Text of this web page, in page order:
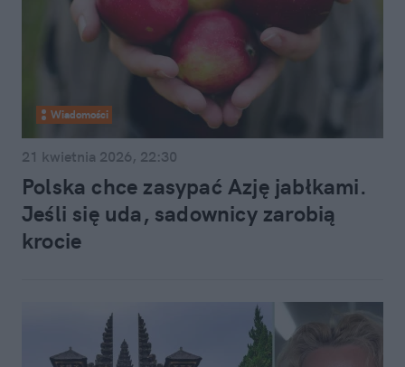
Wiadomości
21 kwietnia 2026, 22:30
Polska chce zasypać Azję jabłkami.
Jeśli się uda, sadownicy zarobią
krocie